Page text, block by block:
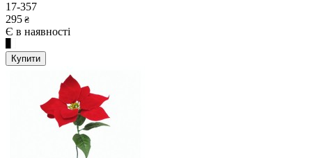
17-357
295 ₴
Є в наявності
Купити